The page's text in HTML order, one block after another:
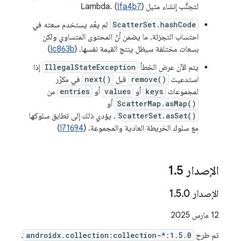
لتجنُّب إنشاء مثيل Lambda. ( Ifa4b7)
ScatterSet.hashCode لم يعُد يستخدم سعته في
احتساب التجزئة، ما يضمن أنّ المحتوى المتساوي ولكن
بسعات مختلفة سيظل ينتج القيمة نفسها. (Ic863b
)
يتم الآن عرض الخطأ IllegalStateException إذا
استدعيت
remove() قبل next() في مكرّر
لمجموعات keys أو values أو entries من
ScatterMap.asMap() أو
ScatterSet.asSet() . يؤدي ذلك إلى تطابق سلوكها
مع سلوك الخريطة العادية والمجموعة. (I71694
)
الإصدار 1 .5
الإصدار 1 .5.0
‫12 مارس 2025
تم طرح androidx.collection:collection-*:1.5.0
.